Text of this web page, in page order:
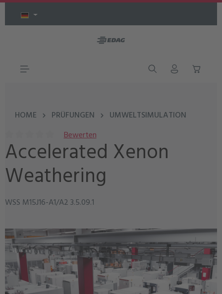
Zum Hauptinhalt springen
HOME PRÜFUNGEN UMWELTSIMULATION
Durchschnittliche Bewertung von 0 von 5 Sternen
Bewerten
Accelerated Xenon
Weathering
WSS M15J16-A1/A2 3.5.09.1